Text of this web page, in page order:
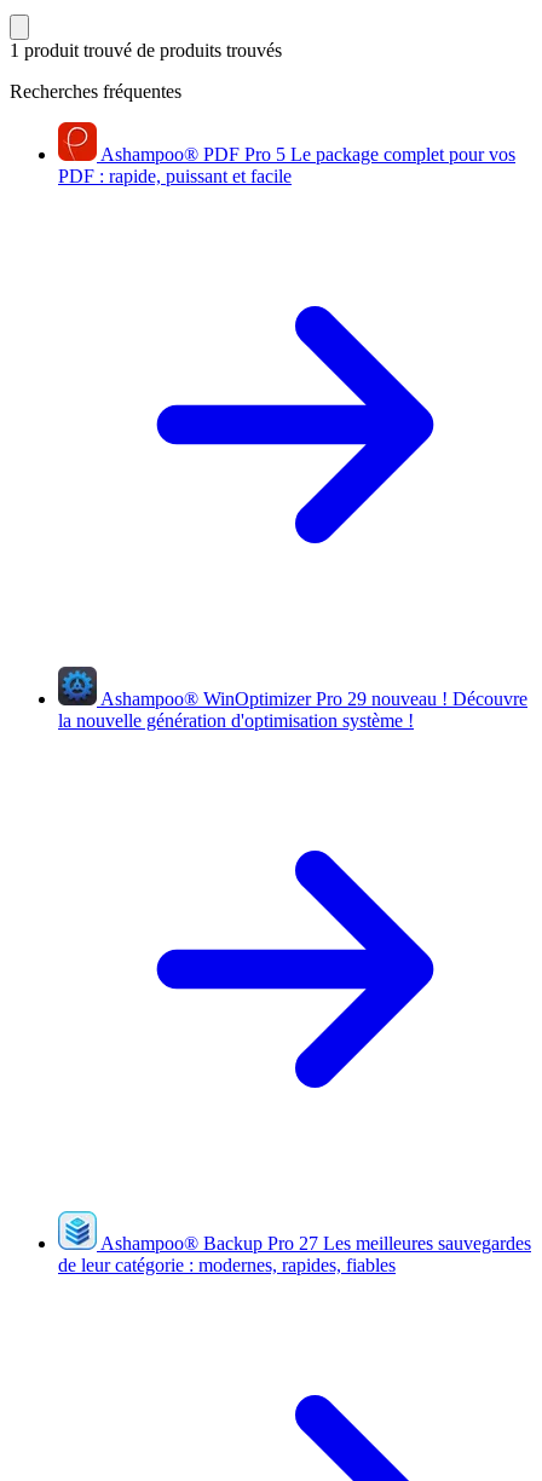
1 produit trouvé de produits trouvés
Recherches fréquentes
Ashampoo® PDF Pro 5 Le package complet pour vos
PDF : rapide, puissant et facile
Ashampoo® WinOptimizer Pro 29 nouveau ! Découvre
la nouvelle génération d'optimisation système !
Ashampoo® Backup Pro 27 Les meilleures sauvegardes
de leur catégorie : modernes, rapides, fiables